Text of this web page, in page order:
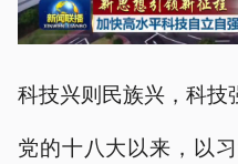
科技兴则民族兴，科技
党的十八大以来，以